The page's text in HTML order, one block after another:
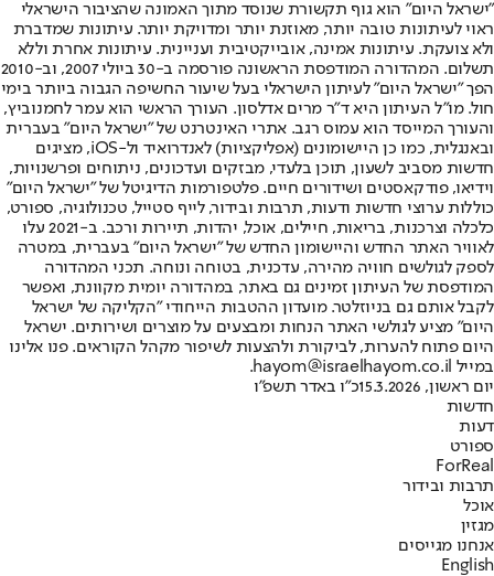
"ישראל היום" הוא גוף תקשורת שנוסד מתוך האמונה שהציבור הישראלי
ראוי לעיתונות טובה יותר, מאוזנת יותר ומדויקת יותר. עיתונות שמדברת
ולא צועקת. עיתונות אמינה, אובייקטיבית ועניינית. עיתונות אחרת וללא
תשלום. המהדורה המודפסת הראשונה פורסמה ב-30 ביולי 2007, וב-2010
הפך "ישראל היום" לעיתון הישראלי בעל שיעור החשיפה הגבוה ביותר בימי
חול. מו"ל העיתון היא ד"ר מרים אדלסון. העורך הראשי הוא עמר לחמנוביץ,
והעורך המייסד הוא עמוס רגב. אתרי האינטרנט של "ישראל היום" בעברית
ובאנגלית, כמו כן היישומונים (אפליקציות) לאנדרואיד ול-iOS, מציגים
חדשות מסביב לשעון, תוכן בלעדי, מבזקים ועדכונים, ניתוחים ופרשנויות,
וידיאו, פודקאסטים ושידורים חיים. פלטפורמות הדיגיטל של "ישראל היום"
כוללות ערוצי חדשות ודעות, תרבות ובידור, לייף סטייל, טכנולוגיה, ספורט,
כלכלה וצרכנות, בריאות, חיילים, אוכל, יהדות, תיירות ורכב. ב-2021 עלו
לאוויר האתר החדש והיישומון החדש של "ישראל היום" בעברית, במטרה
לספק לגולשים חוויה מהירה, עדכנית, בטוחה ונוחה. תכני המהדורה
המודפסת של העיתון זמינים גם באתר, במהדורה יומית מקוונת, ואפשר
לקבל אותם גם בניוזלטר. מועדון ההטבות הייחודי "הקליקה של ישראל
היום" מציע לגולשי האתר הנחות ומבצעים על מוצרים ושירותים. ישראל
היום פתוח להערות, לביקורת ולהצעות לשיפור מקהל הקוראים. פנו אלינו
במייל hayom@israelhayom.co.il.
יום ראשון, 15.3.2026
כ"ו באדר תשפ"ו
חדשות
דעות
ספורט
ForReal
תרבות ובידור
אוכל
מגזין
אנחנו מגייסים
English